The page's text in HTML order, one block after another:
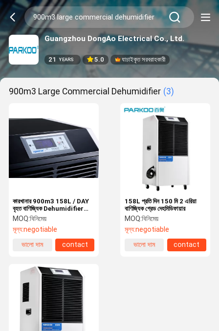
Guangzhou DongAo Electrical Co., Ltd.
21 YEARS 5.0 যাচাইকৃত সরবরাহকারী
900m3 Large Commercial Dehumidifier (3)
কারখানার 900m3 158L / DAY
বৃহত বাণিজ্যিক Dehumidifier
ব্যবহার করুন
MOQ:বিনিমেয়
মূল্য:negotiable
ভালো দাম
contact
158L প্রতি দিন 150 মি 2 এরিয়া
বাণিজ্যিক গ্রেড দেহমিডিফায়ার
MOQ:বিনিমেয়
মূল্য:negotiable
ভালো দাম
contact